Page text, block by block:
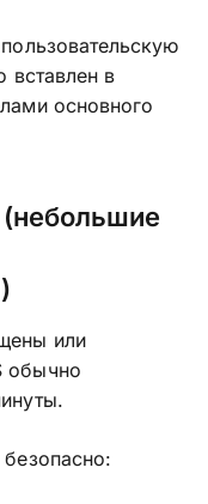
вставлен в
основного
или
обычно